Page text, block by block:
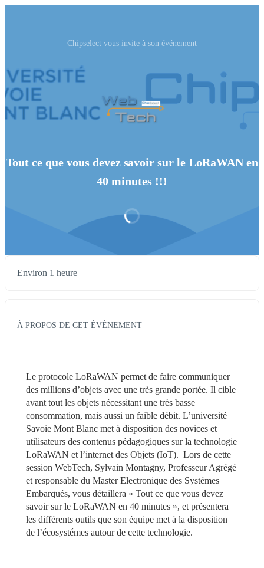
Chipselect vous invite à son événement
Tout ce que vous devez savoir sur le LoRaWAN en
40 minutes !!!
Environ 1 heure
À PROPOS DE CET ÉVÉNEMENT
Le protocole LoRaWAN permet de faire communiquer
des millions d’objets avec une très grande portée. Il cible
avant tout les objets nécessitant une très basse
consommation, mais aussi un faible débit. L’université
Savoie Mont Blanc met à disposition des novices et
utilisateurs des contenus pédagogiques sur la technologie
LoRaWAN et l’internet des Objets (IoT).  Lors de cette
session WebTech, Sylvain Montagny, Professeur Agrégé
et responsable du Master Electronique des Systémes
Embarqués, vous détaillera « Tout ce que vous devez
savoir sur le LoRaWAN en 40 minutes », et présentera
les différents outils que son équipe met à la disposition
de l’écosystémes autour de cette technologie.